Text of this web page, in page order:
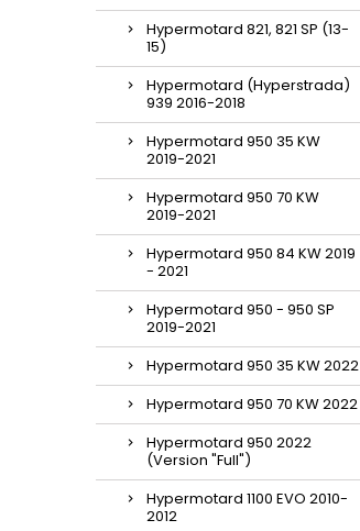
Hypermotard 821, 821 SP (13-
15)
Hypermotard (Hyperstrada)
939 2016-2018
Hypermotard 950 35 KW
2019-2021
Hypermotard 950 70 KW
2019-2021
Hypermotard 950 84 KW 2019
- 2021
Hypermotard 950 - 950 SP
2019-2021
Hypermotard 950 35 KW 2022
Hypermotard 950 70 KW 2022
Hypermotard 950 2022
(Version "Full")
Hypermotard 1100 EVO 2010-
2012